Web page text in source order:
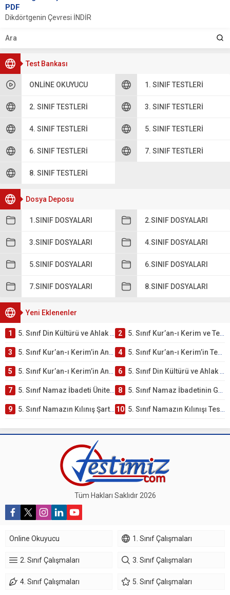
Test Bankası
ONLINE OKUYUCU 1. SINIF TESTLERI
2. SINIF TESTLERI 3. SINIF TESTLERI
4. SINIF TESTLERI 5. SINIF TESTLERI
6. SINIF TESTLERI 7. SINIF TESTLERI
8. SINIF TESTLERI
Dosya Deposu
1.SINIF DOSYALARI 2.SINIF DOSYALARI
3.SINIF DOSYALARI 4.SINIF DOSYALARI
5.SINIF DOSYALARI 6.SINIF DOSYALARI
7.SINIF DOSYALARI 8.SINIF DOSYALARI
Yeni Eklenenler
1 5. Sınıf Din Kültürü ve Ahlak Bilgisi 2. Ünite: Kur’an-ı Kerim Çalışmaları 2 5. Sınıf Kur’an-ı Kerim ve Temel Özellikleri Testi – Online Çöz
3 5. Sınıf Kur’an-ı Kerim’in Ana Konuları Testi – Online Çöz 4 5. Sınıf Kur’an-ı Kerim’in Temel Özellikleri ve Önemi Testi – Online Çöz
5 5. Sınıf Kur’an-ı Kerim’in Anlamı ve Önemi Testi – Online Çöz 6 5. Sınıf Din Kültürü ve Ahlak Bilgisi 2. Ünite: Namaz İbadeti Çalışmaları
7 5. Sınıf Namaz İbadeti Ünite Testi – Online Çöz 8 5. Sınıf Namaz İbadetinin Getirdiği Faydalar Testi
9 5. Sınıf Namazın Kılınış Şartları Testi 10 5. Sınıf Namazın Kılınışı Testi – Online Çöz
PDF
Dikdörtgenin Çevresi İNDİR
4. C 5. B...
Tüm Hakları Saklıdır 2026
Online Okuyucu 1. Sınıf Çalışmaları
2. Sınıf Çalışmaları 3. Sınıf Çalışmaları
4. Sınıf Çalışmaları 5. Sınıf Çalışmaları